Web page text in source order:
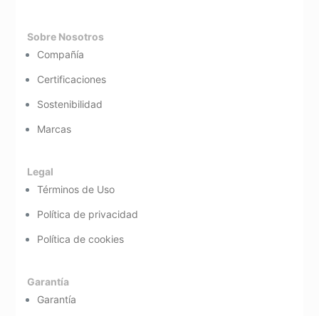
Sobre Nosotros
Compañía
Certificaciones
Sostenibilidad
Marcas
Legal
Términos de Uso
Política de privacidad
Política de cookies
Garantía
Garantía